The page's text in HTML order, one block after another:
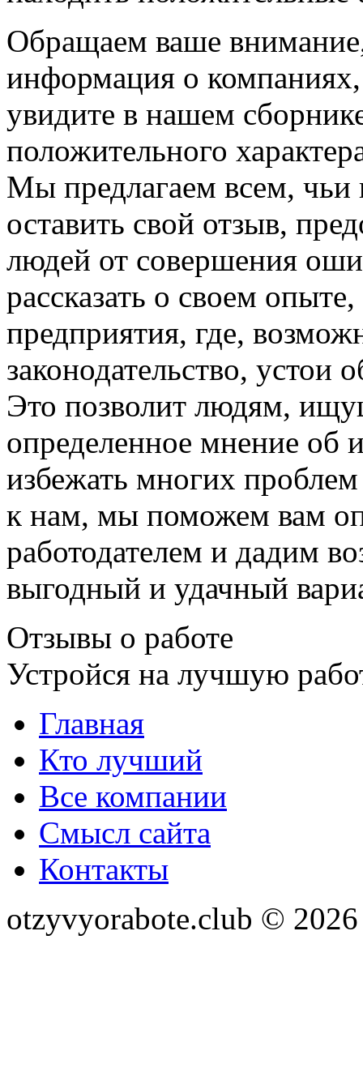
Обращаем ваше
информация о
увидите в нашем
положительного
Мы предлагаем всем,
оставить свой отзыв,
людей от совершения
рассказать о своем
предприятия, где,
законодательство,
Это позволит людям,
определенное мнение об
избежать многих
к нам, мы поможем вам
работодателем и дадим
выгодный и удачный
Отзывы о работе
Устройся на лучшую
Главная
Кто лучший
Все компании
Смысл сайта
Контакты
otzyvyorabote.club © 2026